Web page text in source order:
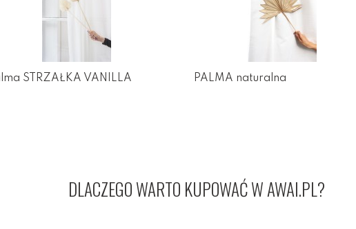
STRZAŁKA VANILLA PALMA naturalna
DLACZEGO WARTO KUPOWAĆ W AWAI.PL?